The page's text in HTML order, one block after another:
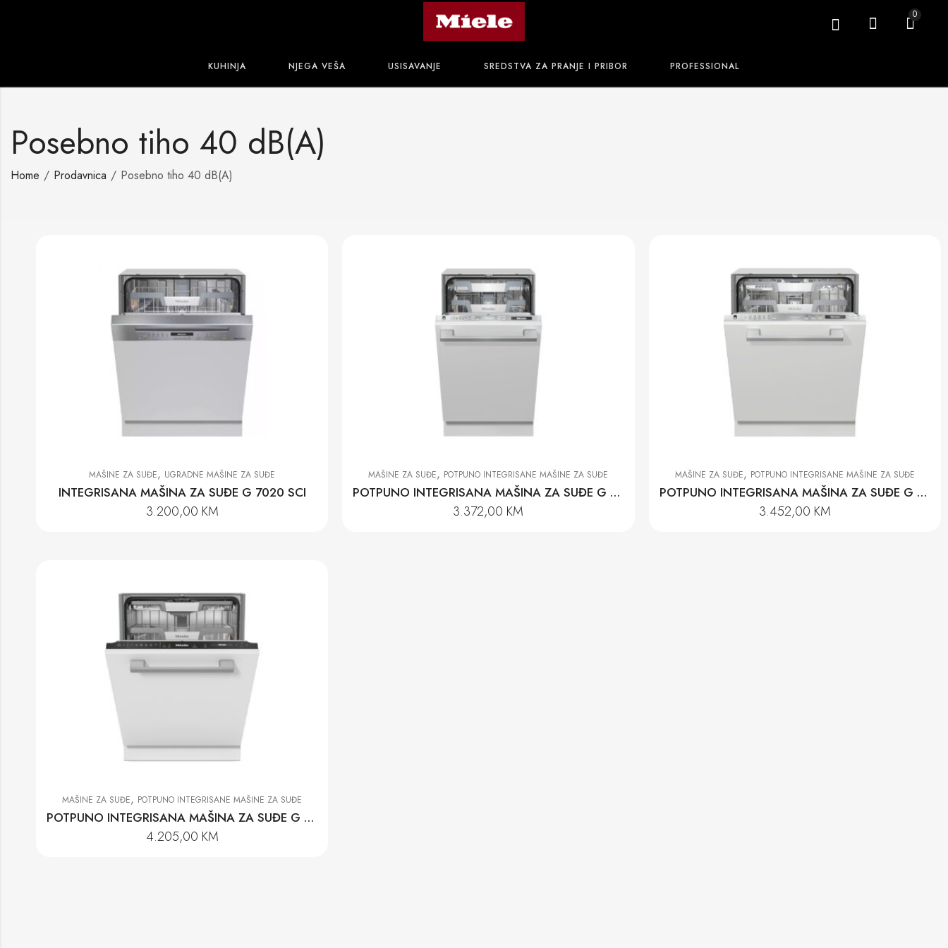
0
KUHINJA NJEGA VEŠA USISAVANJE SREDSTVA ZA PRANJE I PRIBOR PROFESSIONAL
Posebno tiho 40 dB(A)
Home Prodavnica Posebno tiho 40 dB(A)
MAŠINE ZA SUĐE, UGRADNE MAŠINE ZA SUĐE
INTEGRISANA MAŠINA ZA SUĐE G 7020 SCI
3.200,00 KM
MAŠINE ZA SUĐE, POTPUNO INTEGRISANE MAŠINE ZA SUĐE
POTPUNO INTEGRISANA MAŠINA ZA SUĐE G 5790 SCVI SL
3.372,00 KM
MAŠINE ZA SUĐE, POTPUNO INTEGRISANE MAŠINE ZA SUĐE
POTPUNO INTEGRISANA MAŠINA ZA SUĐE G 7160 SCVI AUTODOS
3.452,00 KM
MAŠINE ZA SUĐE, POTPUNO INTEGRISANE MAŠINE ZA SUĐE
POTPUNO INTEGRISANA MAŠINA ZA SUĐE G 7655 SCVi XXL AUTODOS
4.205,00 KM